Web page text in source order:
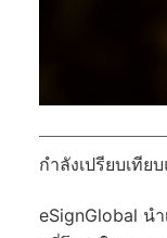
กำลังเปรียบเที
eSignGlobal น